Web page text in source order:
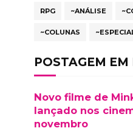
RPG ~ANÁLISE
~COLUNAS
POSTAGEM EM
Novo filme de
lançado nos
novembro